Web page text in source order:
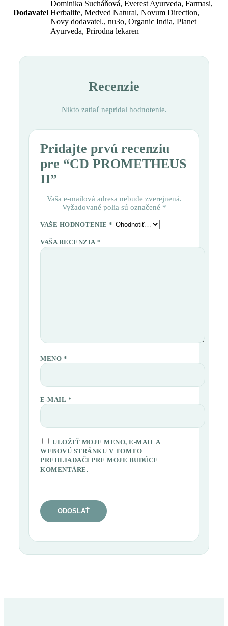
Dodavatel
Dominika Sucháňová, Everest Ayurveda, Farmasi,
Herbalife, Medved Natural, Novum Direction,
Novy dodavatel., nu3o, Organic India, Planet
Ayurveda, Prirodna lekaren
Recenzie
Nikto zatiaľ nepridal hodnotenie.
Pridajte prvú recenziu
pre “CD PROMETHEUS
II”
Vaša e-mailová adresa nebude zverejnená.
Vyžadované polia sú označené *
VAŠE HODNOTENIE *
VAŠA RECENZIA *
MENO *
E-MAIL *
ULOŽIŤ MOJE MENO, E-MAIL A
WEBOVÚ STRÁNKU V TOMTO
PREHLIADAČI PRE MOJE BUDÚCE
KOMENTÁRE.